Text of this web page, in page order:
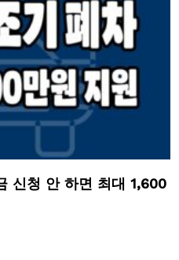
신청 안 하면 최대 1,600